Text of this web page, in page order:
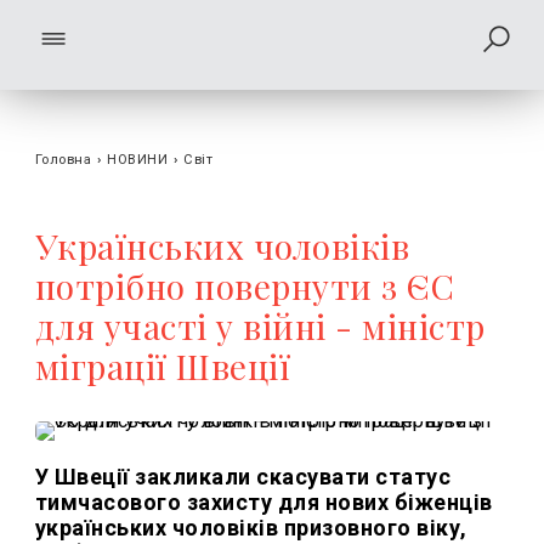
Головна › НОВИНИ › Світ
Українських чоловіків
потрібно повернути з ЄС
для участі у війні - міністр
міграції Швеції
У Швеції закликали скасувати статус
тимчасового захисту для нових біженців
українських чоловіків призовного віку,